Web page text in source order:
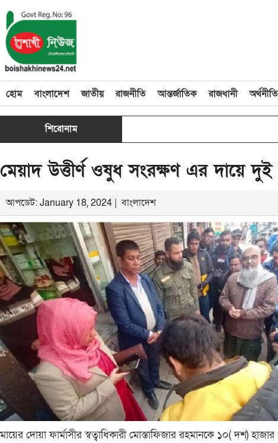
হোম বাংলাদেশ জাতীয় রাজনীতি আন্তর্জাতিক রাজধানী অর্থনীতি
শিরোনাম
মেয়াদ উত্তীর্ণ ওষুধ সংরক্ষণ এর দায়ে দুই
আপডেট: January 18, 2024 | বাংলাদেশ
মায়ের দোয়া ফার্মাসীর স্বত্বাধিকারী মোস্তাফিজার রহমানকে ১০( দশ)